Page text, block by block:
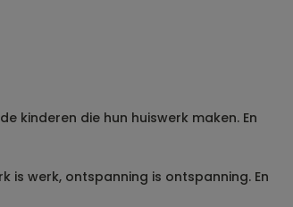
kinderen die hun huiswerk maken. En
is werk, ontspanning is ontspanning. En